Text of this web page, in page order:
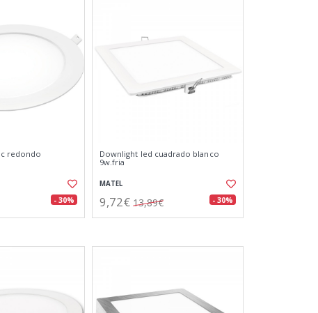
redondo
- 30%
Downlight led cuadrado blanco
9w.fria
MATEL
9,72€ 13,89€ - 30%